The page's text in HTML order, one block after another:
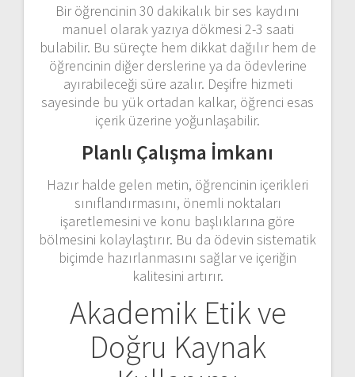
Bir öğrencinin 30 dakikalık bir ses kaydını
manuel olarak yazıya dökmesi 2-3 saati
bulabilir. Bu süreçte hem dikkat dağılır hem de
öğrencinin diğer derslerine ya da ödevlerine
ayırabileceği süre azalır. Deşifre hizmeti
sayesinde bu yük ortadan kalkar, öğrenci esas
içerik üzerine yoğunlaşabilir.
Planlı Çalışma İmkanı
Hazır halde gelen metin, öğrencinin içerikleri
sınıflandırmasını, önemli noktaları
işaretlemesini ve konu başlıklarına göre
bölmesini kolaylaştırır. Bu da ödevin sistematik
biçimde hazırlanmasını sağlar ve içeriğin
kalitesini artırır.
Akademik Etik ve
Doğru Kaynak